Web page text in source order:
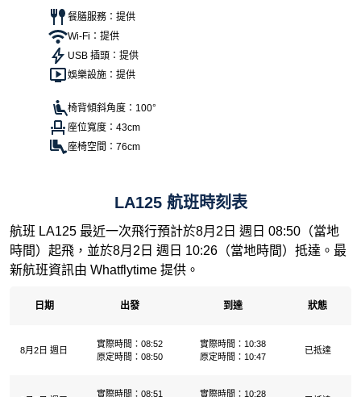
餐膳服務：提供
Wi-Fi：提供
USB 插頭：提供
娛樂設施：提供
椅背傾斜角度：100°
座位寬度：43cm
座椅空間：76cm
LA125 航班時刻表
航班 LA125 最近一次飛行預計於8月2日 週日 08:50（當地
時間）起飛，並於8月2日 週日 10:26（當地時間）抵達。最
新航班資訊由 Whatflytime 提供。
日期 出發 到達 狀態
8月2日 週日
實際時間：08:52
原定時間：08:50
實際時間：10:38
原定時間：10:47
已抵達
實際時間：08:51
實際時間：10:28